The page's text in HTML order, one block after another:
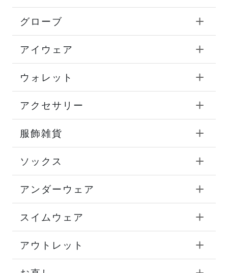
グローブ
アイウェア
ウォレット
アクセサリー
服飾雑貨
ソックス
アンダーウェア
スイムウェア
アウトレット